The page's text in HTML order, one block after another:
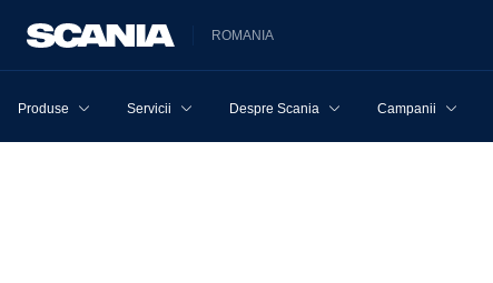
ROMANIA
Produse Servicii Despre Scania Campanii